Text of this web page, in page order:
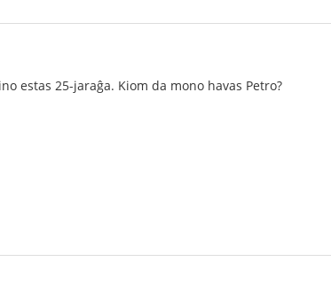
estas 25-jaraĝa. Kiom da mono havas Petro?